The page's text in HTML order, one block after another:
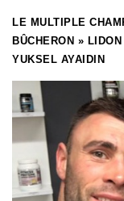
LE MULTIPLE
BÛCHERON »
YUKSEL AYAIDIN